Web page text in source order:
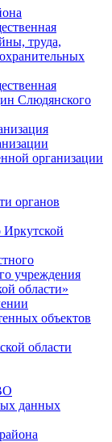
труда,
Слюдянского
организации
органов
Иркутской
учреждения
области»
объектов
области
данных